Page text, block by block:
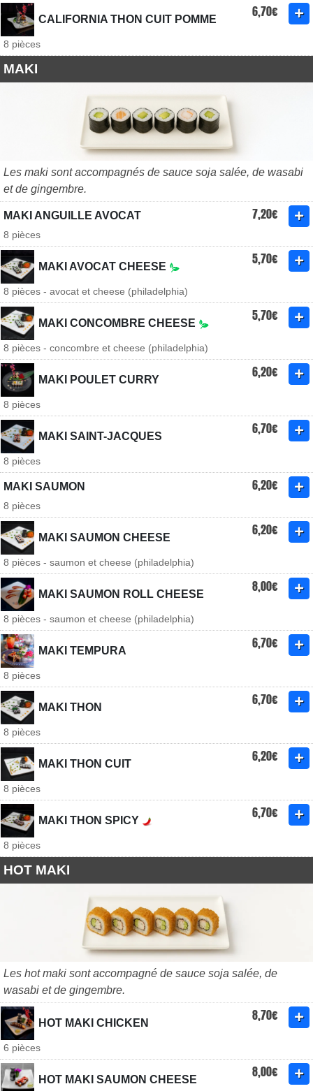
CALIFORNIA THON CUIT POMME 6,70€
8 pièces
MAKI
Les maki sont accompagnés de sauce soja salée, de wasabi
et de gingembre.
MAKI ANGUILLE AVOCAT 7,20€
8 pièces
MAKI AVOCAT CHEESE 5,70€
8 pièces - avocat et cheese (philadelphia)
MAKI CONCOMBRE CHEESE 5,70€
8 pièces - concombre et cheese (philadelphia)
MAKI POULET CURRY 6,20€
8 pièces
MAKI SAINT-JACQUES 6,70€
8 pièces
MAKI SAUMON 6,20€
8 pièces
MAKI SAUMON CHEESE 6,20€
8 pièces - saumon et cheese (philadelphia)
MAKI SAUMON ROLL CHEESE 8,00€
8 pièces - saumon et cheese (philadelphia)
MAKI TEMPURA 6,70€
8 pièces
MAKI THON 6,70€
8 pièces
MAKI THON CUIT 6,20€
8 pièces
MAKI THON SPICY 6,70€
8 pièces
HOT MAKI
Les hot maki sont accompagné de sauce soja salée, de
wasabi et de gingembre.
HOT MAKI CHICKEN 8,70€
6 pièces
HOT MAKI SAUMON CHEESE 8,00€